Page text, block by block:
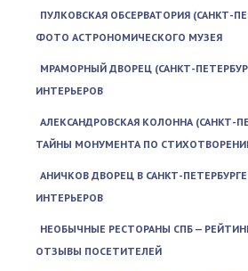
ПУЛКОВСКАЯ ОБСЕРВАТОРИЯ (САНКТ-
ФОТО АСТРОНОМИЧЕСКОГО МУЗЕЯ
МРАМОРНЫЙ ДВОРЕЦ (САНКТ-
ИНТЕРЬЕРОВ
АЛЕКСАНДРОВСКАЯ КОЛОННА (САНКТ-
ТАЙНЫ МОНУМЕНТА ПО
АНИЧКОВ ДВОРЕЦ В САНКТ-
ИНТЕРЬЕРОВ
НЕОБЫЧНЫЕ РЕСТОРАНЫ СПБ —
ОТЗЫВЫ ПОСЕТИТЕЛЕЙ